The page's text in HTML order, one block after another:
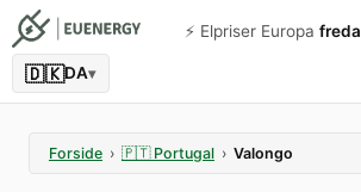
⚡️ Elpriser Europa
🇩🇰DA▾
Forside › 🇵🇹 Portugal › Valongo